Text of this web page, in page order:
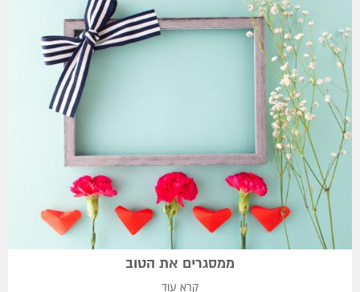
ממסגרים את הטוב
קרא עוד